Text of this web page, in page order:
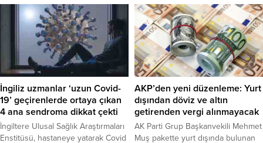
İngiliz uzmanlar ‘uzun Covid-
19’ geçirenlerde ortaya çıkan
4 ana sendroma dikkat çekti
İngiltere Ulusal Sağlık Araştırmaları
Enstitüsü, hastaneye yatarak Covid
AKP’den yeni düzenleme: Yurt
dışından döviz ve altın
getirenden vergi alınmayacak
AK Parti Grup Başkanvekili Mehmet
Muş pakette yurt dışında bulunan